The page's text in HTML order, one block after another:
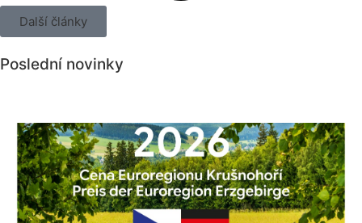
Další články
Poslední novinky